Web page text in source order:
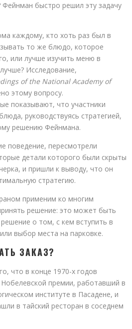
быстро решил эту задачу
каждому, кто хоть раз был в
то же блюдо, которое
или лучше изучить меню в
Исследование,
of the National Academy of
этому вопросу.
показывают, что участники
руководствуясь стратегией,
решению Фейнмана.
поведение, пересмотрели
детали которого были скрыты
и пришли к выводу, что он
стратегию.
применим ко многим
решение: это может быть
о том, с кем вступить в
выбор места на парковке.
ЗАКАЗ?
что в конце 1970-х годов
премии, работавший в
институте в Пасадене, и
в тайский ресторан в соседнем